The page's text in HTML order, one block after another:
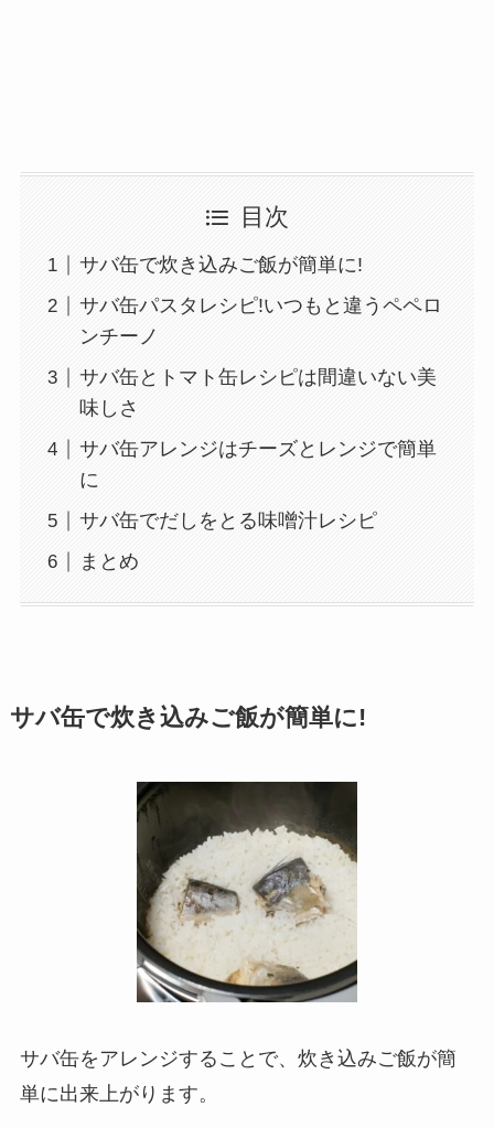
目次
サバ缶で炊き込みご飯が簡単に!
サバ缶パスタレシピ!いつもと違うペペロ
ンチーノ
サバ缶とトマト缶レシピは間違いない美
味しさ
サバ缶アレンジはチーズとレンジで簡単
に
サバ缶でだしをとる味噌汁レシピ
まとめ
サバ缶で炊き込みご飯が簡単に!
サバ缶をアレンジすることで、炊き込みご飯が簡
単に出来上がります。